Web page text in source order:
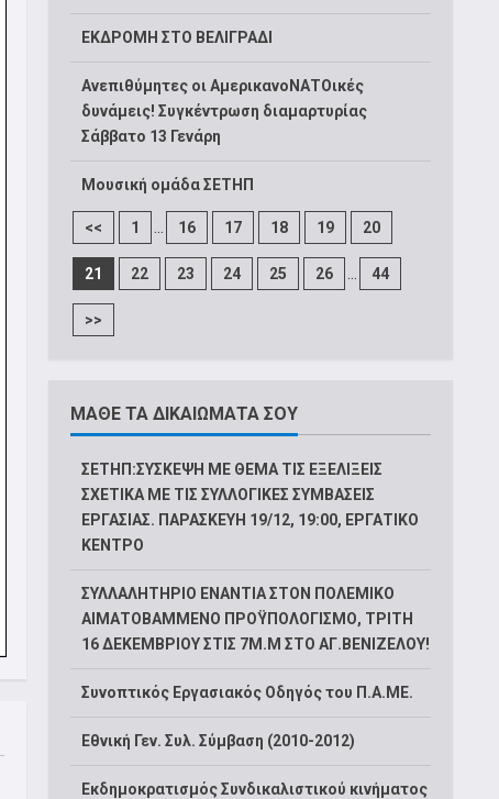
ΕΚΔΡΟΜΗ ΣΤΟ ΒΕΛΙΓΡΑΔΙ
Ανεπιθύμητες οι ΑμερικανοΝΑΤΟικές
δυνάμεις! Συγκέντρωση διαμαρτυρίας
Σάββατο 13 Γενάρη
Μουσική ομάδα ΣΕΤΗΠ
<< 1 16 17 18 19 20
21 22 23 24 25 26 44
>>
ΜΑΘΕ ΤΑ ΔΙΚΑΙΩΜΑΤΑ ΣΟΥ
ΣΕΤΗΠ:ΣΥΣΚΕΨΗ ΜΕ ΘΕΜΑ ΤΙΣ ΕΞΕΛΙΞΕΙΣ
ΣΧΕΤΙΚΑ ΜΕ ΤΙΣ ΣΥΛΛΟΓΙΚΕΣ ΣΥΜΒΑΣΕΙΣ
ΕΡΓΑΣΙΑΣ. ΠΑΡΑΣΚΕΥΗ 19/12, 19:00, ΕΡΓΑΤΙΚΟ
ΚΕΝΤΡΟ
ΣΥΛΛΑΛΗΤΗΡΙΟ ΕΝΑΝΤΙΑ ΣΤΟΝ ΠΟΛΕΜΙΚΟ
ΑΙΜΑΤΟΒΑΜΜΕΝΟ ΠΡΟΫΠΟΛΟΓΙΣΜΟ, ΤΡΙΤΗ
16 ΔΕΚΕΜΒΡΙΟΥ ΣΤΙΣ 7Μ.Μ ΣΤΟ ΑΓ.ΒΕΝΙΖΕΛΟΥ!
Συνοπτικός Εργασιακός Οδηγός του Π.Α.ΜΕ.
Εθνική Γεν. Συλ. Σύμβαση (2010-2012)
Εκδημοκρατισμός Συνδικαλιστικού κινήματος